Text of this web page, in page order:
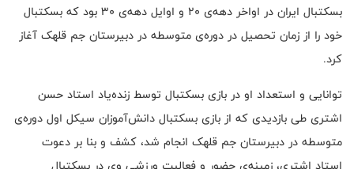
بسکتبال ایران در اواخر دهه‌ی ۲۰ و اوایل دهه‌ی ۳۰ بود كه بسکتبال
خود را از زمان تحصیل در دوره‌ی متوسطه در دبیرستان جم قلهک آغاز
کرد.
توانایی و استعداد او در بازی بسکتبال توسط زنده‌یاد استاد حسن
اشتری طی بازدیدی که از بازی بسکتبال دانش‌آموزان سیکل اول دوره‌ی
متوسطه در دبیرستان جم قلهک انجام شد، کشف و بنا بر دعوت